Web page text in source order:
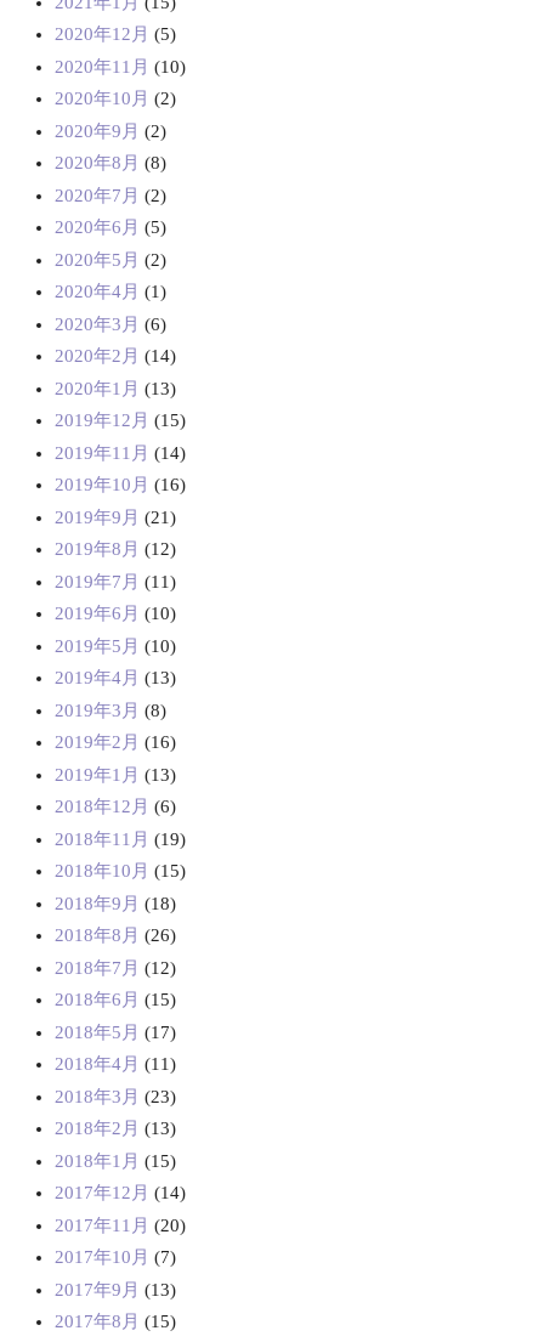
2020年12月 (5)
2020年11月 (10)
2020年10月 (2)
2020年9月 (2)
2020年8月 (8)
2020年7月 (2)
2020年6月 (5)
2020年5月 (2)
2020年4月 (1)
2020年3月 (6)
2020年2月 (14)
2020年1月 (13)
2019年12月 (15)
2019年11月 (14)
2019年10月 (16)
2019年9月 (21)
2019年8月 (12)
2019年7月 (11)
2019年6月 (10)
2019年5月 (10)
2019年4月 (13)
2019年3月 (8)
2019年2月 (16)
2019年1月 (13)
2018年12月 (6)
2018年11月 (19)
2018年10月 (15)
2018年9月 (18)
2018年8月 (26)
2018年7月 (12)
2018年6月 (15)
2018年5月 (17)
2018年4月 (11)
2018年3月 (23)
2018年2月 (13)
2018年1月 (15)
2017年12月 (14)
2017年11月 (20)
2017年10月 (7)
2017年9月 (13)
2017年8月 (15)